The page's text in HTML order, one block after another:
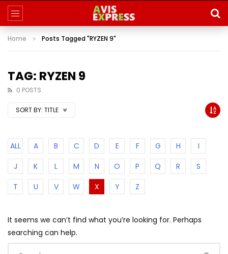
Home Posts Tagged "RYZEN 9"
TAG: RYZEN 9
0 POSTS
SORT BY: TITLE
ALL A B C D E F G H
I
J
K L M N O P Q R
S
T
U V W X Y Z
It seems we can’t find what you’re looking for. Perhaps
searching can help.